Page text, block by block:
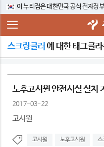
이 누리집은 대한민국 공식 전자정
스크링클러 에 대한 태그클
노후고시원 안전시설 설
2017-03-22
고시원
고시원 노후고시원 스